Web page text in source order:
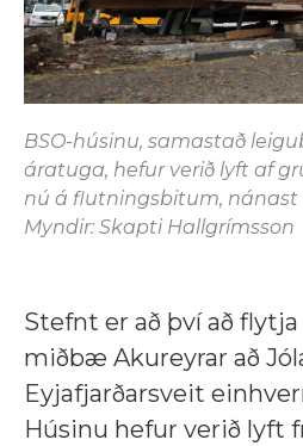
BSO-húsinu, samastað
áratuga, hefur verið lyft af
nú á flutningsbitum,
Myndir: Skapti Hallgrímsson
Stefnt er að því að
miðbæ Akureyrar að
Eyjafjarðarsveit
Húsinu hefur verið lyft